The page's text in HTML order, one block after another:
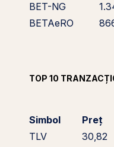
BET-NG
BETAeRO
TOP 10
Simbol Preț
TLV
30,82